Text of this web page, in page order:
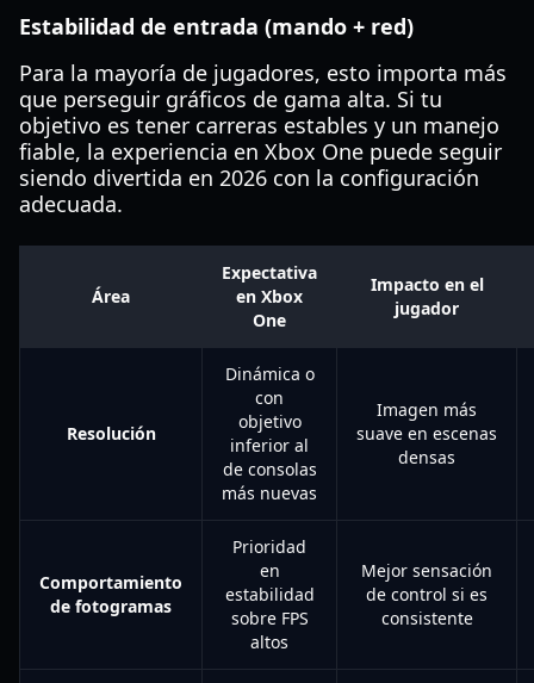
Estabilidad de entrada (mando + red)
Para la mayoría de jugadores, esto importa más
que perseguir gráficos de gama alta. Si tu
objetivo es tener carreras estables y un manejo
fiable, la experiencia en Xbox One puede seguir
siendo divertida en 2026 con la configuración
adecuada.
Área
Expectativa
en Xbox
One
Impacto en el
jugador
Resolución
Dinámica o
con
objetivo
inferior al
de consolas
más nuevas
Imagen más
suave en escenas
densas
Comportamiento
de fotogramas
Prioridad
en
estabilidad
sobre FPS
altos
Mejor sensación
de control si es
consistente